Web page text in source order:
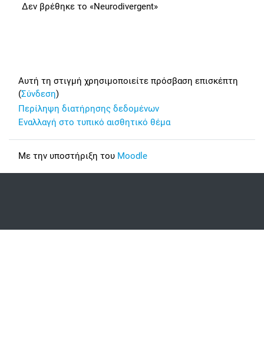
Δεν βρέθηκε το «Neurodivergent»
Αυτή τη στιγμή χρησιμοποιείτε πρόσβαση επισκέπτη
(Σύνδεση)
Περίληψη διατήρησης δεδομένων
Εναλλαγή στο τυπικό αισθητικό θέμα
Με την υποστήριξη του Moodle